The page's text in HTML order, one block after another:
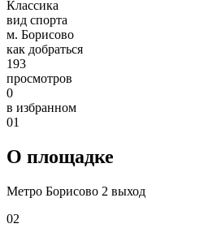
Классика
вид спорта
м. Борисово
как добраться
193
просмотров
0
в избранном
01
О площадке
Метро Борисово 2 выход
02